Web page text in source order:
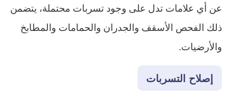
عن أي علامات تدل على وجود تسربات محتملة، يتضمن
ذلك الفحص الأسقف والجدران والحمامات والمطابخ
والأرضيات.
إصلاح التسربات